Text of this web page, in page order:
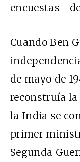
encuestas–
Cuando Ben
de mayo de
reconstruía
la India se
primer
Segunda